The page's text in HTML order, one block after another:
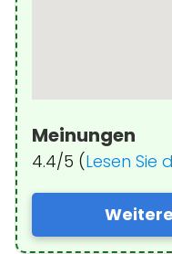
Meinungen
4.4/5 (Lesen Sie